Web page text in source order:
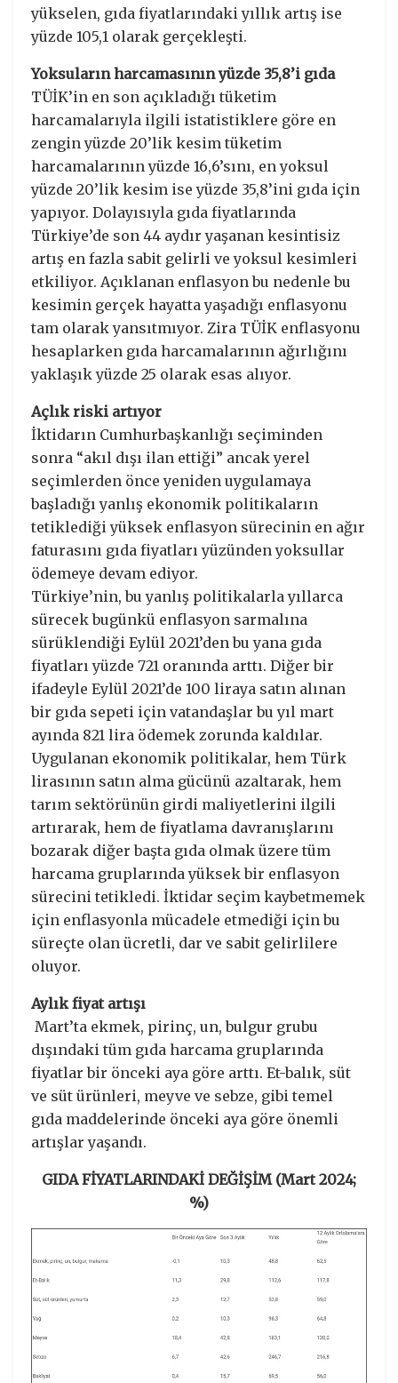
yükselen, gıda fiyatlarındaki yıllık artış ise
yüzde 105,1 olarak gerçekleşti.
Yoksuların harcamasının yüzde 35,8’i gıda
TÜİK’in en son açıkladığı tüketim
harcamalarıyla ilgili istatistiklere göre en
zengin yüzde 20’lik kesim tüketim
harcamalarının yüzde 16,6’sını, en yoksul
yüzde 20’lik kesim ise yüzde 35,8’ini gıda için
yapıyor. Dolayısıyla gıda fiyatlarında
Türkiye’de son 44 aydır yaşanan kesintisiz
artış en fazla sabit gelirli ve yoksul kesimleri
etkiliyor. Açıklanan enflasyon bu nedenle bu
kesimin gerçek hayatta yaşadığı enflasyonu
tam olarak yansıtmıyor. Zira TÜİK enflasyonu
hesaplarken gıda harcamalarının ağırlığını
yaklaşık yüzde 25 olarak esas alıyor.
Açlık riski artıyor
İktidarın Cumhurbaşkanlığı seçiminden
sonra “akıl dışı ilan ettiği” ancak yerel
seçimlerden önce yeniden uygulamaya
başladığı yanlış ekonomik politikaların
tetiklediği yüksek enflasyon sürecinin en ağır
faturasını gıda fiyatları yüzünden yoksullar
ödemeye devam ediyor.
Türkiye’nin, bu yanlış politikalarla yıllarca
sürecek bugünkü enflasyon sarmalına
sürüklendiği Eylül 2021’den bu yana gıda
fiyatları yüzde 721 oranında arttı. Diğer bir
ifadeyle Eylül 2021’de 100 liraya satın alınan
bir gıda sepeti için vatandaşlar bu yıl mart
ayında 821 lira ödemek zorunda kaldılar.
Uygulanan ekonomik politikalar, hem Türk
lirasının satın alma gücünü azaltarak, hem
tarım sektörünün girdi maliyetlerini ilgili
artırarak, hem de fiyatlama davranışlarını
bozarak diğer başta gıda olmak üzere tüm
harcama gruplarında yüksek bir enflasyon
sürecini tetikledi. İktidar seçim kaybetmemek
için enflasyonla mücadele etmediği için bu
süreçte olan ücretli, dar ve sabit gelirlilere
oluyor.
Aylık fiyat artışı
Mart’ta ekmek, pirinç, un, bulgur grubu
dışındaki tüm gıda harcama gruplarında
fiyatlar bir önceki aya göre arttı. Et-balık, süt
ve süt ürünleri, meyve ve sebze, gibi temel
gıda maddelerinde önceki aya göre önemli
artışlar yaşandı.
GIDA FİYATLARINDAKİ DEĞİŞİM (Mart 2024;
%)